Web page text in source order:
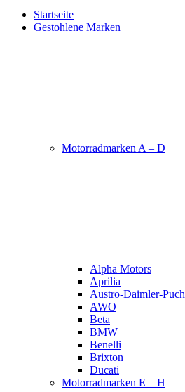
Startseite
Gestohlene Marken
Motorradmarken A – D
Alpha Motors
Aprilia
Austro-Daimler-Puch
AWO
Beta
BMW
Benelli
Brixton
Ducati
Motorradmarken E – H